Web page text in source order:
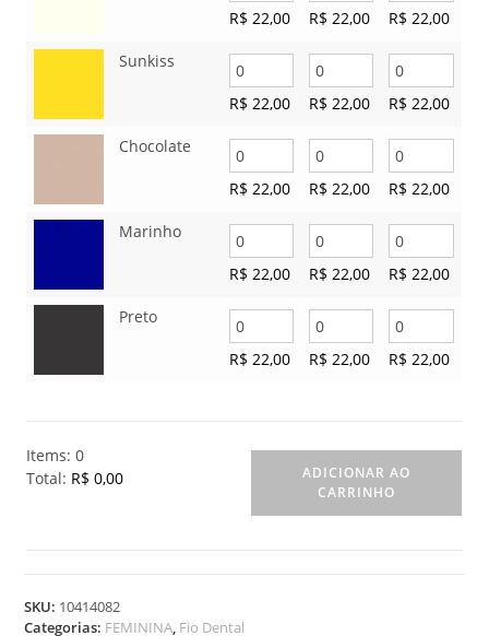
R$ 22,00 R$ 22,00 R$ 22,00
Sunkiss
R$ 22,00 R$ 22,00 R$ 22,00
Chocolate
R$ 22,00 R$ 22,00 R$ 22,00
Marinho
R$ 22,00 R$ 22,00 R$ 22,00
Preto
R$ 22,00 R$ 22,00 R$ 22,00
Items:0
Total: R$ 0,00
s
ADICIONAR AO
CARRINHO
SKU: 10414082
Categorias: FEMININA Fio Dental